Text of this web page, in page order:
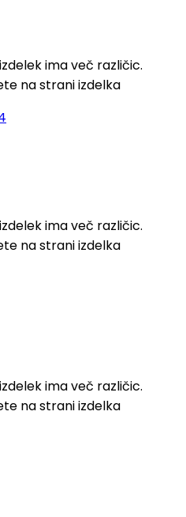
ima več različic.
na strani izdelka
ima več različic.
na strani izdelka
ima več različic.
na strani izdelka